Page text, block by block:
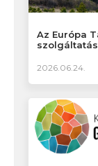
Az Európa
2026.06.24.